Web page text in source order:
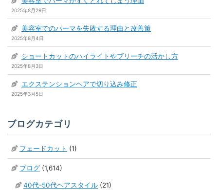
2025年8月29日
美容室でのパーマを失敗する理由と改善策
2025年8月4日
ショートカットのハイライトやブリーチの活かし方
2025年8月3日
エクステンションヘアで切り込み修正
2025年3月5日
ブログカテゴリ
フェードカット (1)
ブログ (1,614)
40代-50代ヘアスタイル (21)